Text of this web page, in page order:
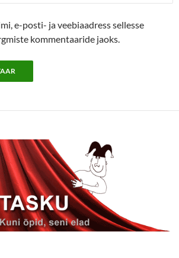
e-posti- ja veebiaadress sellesse
kommentaaride jaoks.